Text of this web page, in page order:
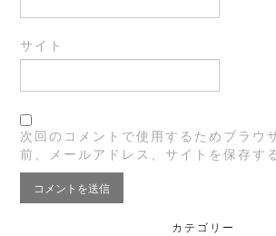
サイト
次回のコメントで使用するためブラウ
前、メールアドレス、サイトを保存す
カテゴリー